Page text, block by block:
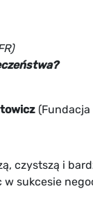
(Fundacja
czystszą i
sukcesie